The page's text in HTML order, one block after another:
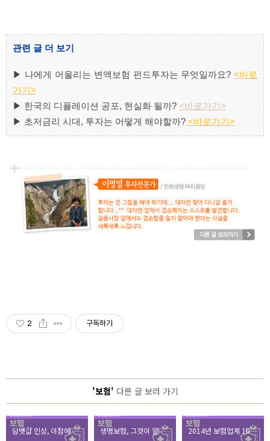
관련 글 더 보기
▶ 나에게 어울리는 변액보험 펀드투자는 무엇일까요?<바로
가기>
▶ 한국의 디플레이션 공포, 현실화 될까? <바로가기>
▶ 초저금리 시대, 투자는 어떻게 해야할까? <바로가기>
2 구독하기
'보험' 다른 글 보러 가기
담뱃값 인상, 이참에 금연하고 보험료도 절약해볼까? 생명보험, 그것이 알고 싶다! 2014년 보험업계 10대 이슈 돌아보기!